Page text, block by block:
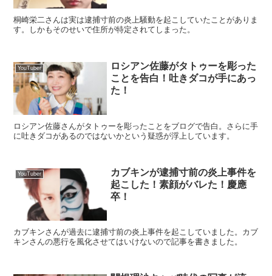
桐崎栄二さんは実は逮捕寸前の炎上騒動を起こしていたことがありま
す。しかもそのせいで住所が特定されてしまった。
YouTuber
ロシアン佐藤がタトゥーを彫った
ことを告白！吐きダコが手にあっ
た！
ロシアン佐藤さんがタトゥーを彫ったことをブログで告白。さらに手
に吐きダコがあるのではないかという疑惑が浮上しています。
YouTuber
カブキンが逮捕寸前の炎上事件を
起こした！素顔がバレた！慶應
卒！
カブキンさんが過去に逮捕寸前の炎上事件を起こしていました。カブ
キンさんの悪行を風化させてはいけないので記事を書きました。